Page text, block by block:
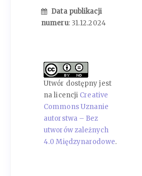
Data publikacji
numeru: 31.12.2024
Utwór dostępny jest
na licencji Creative
Commons Uznanie
autorstwa – Bez
utworów zależnych
4.0 Międzynarodowe.